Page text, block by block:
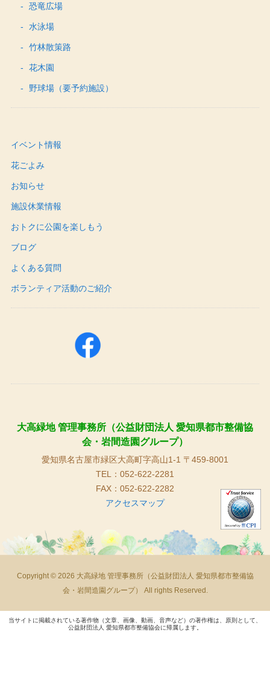
恐竜広場
水泳場
竹林散策路
花木園
野球場（要予約施設）
イベント情報
花ごよみ
お知らせ
施設休業情報
おトクに公園を楽しもう
ブログ
よくある質問
ボランティア活動のご紹介
大高緑地 管理事務所（公益財団法人 愛知県都市整備協
会・岩間造園グループ）
愛知県名古屋市緑区大高町字高山1-1 〒459-8001
TEL：052-622-2281
FAX：052-622-2282
アクセスマップ
Copyright © 2026 大高緑地 管理事務所（公益財団法人 愛知県都市整備協
会・岩間造園グループ） All rights Reserved.
当サイトに掲載されている著作物（文章、画像、動画、音声など）の著作権は、原則として、
公益財団法人 愛知県都市整備協会に帰属します。